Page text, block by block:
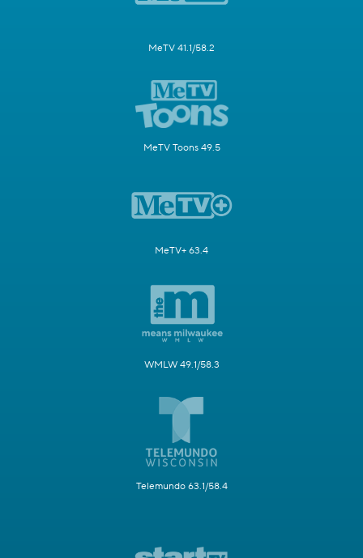
MeTV 41.1/58.2
MeTV Toons 49.5
MeTV+ 63.4
WMLW 49.1/58.3
Telemundo 63.1/58.4